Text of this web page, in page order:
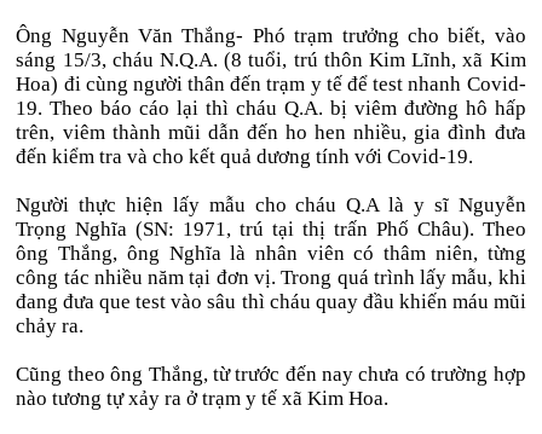
Ông Nguyễn Văn Thắng- Phó trạm trưởng cho biết, vào
sáng 15/3, cháu N.Q.A. (8 tuổi, trú thôn Kim Lĩnh, xã Kim
Hoa) đi cùng người thân đến trạm y tế để test nhanh Covid-
19. Theo báo cáo lại thì cháu Q.A. bị viêm đường hô hấp
trên, viêm thành mũi dẫn đến ho hen nhiều, gia đình đưa
đến kiểm tra và cho kết quả dương tính với Covid-19.
Người thực hiện lấy mẫu cho cháu Q.A là y sĩ Nguyễn
Trọng Nghĩa (SN: 1971, trú tại thị trấn Phố Châu). Theo
ông Thắng, ông Nghĩa là nhân viên có thâm niên, từng
công tác nhiều năm tại đơn vị. Trong quá trình lấy mẫu, khi
đang đưa que test vào sâu thì cháu quay đầu khiến máu mũi
chảy ra.
Cũng theo ông Thắng, từ trước đến nay chưa có trường hợp
nào tương tự xảy ra ở trạm y tế xã Kim Hoa.